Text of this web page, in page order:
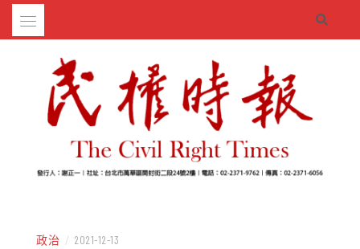
Skip
政治 / 2021-12-13